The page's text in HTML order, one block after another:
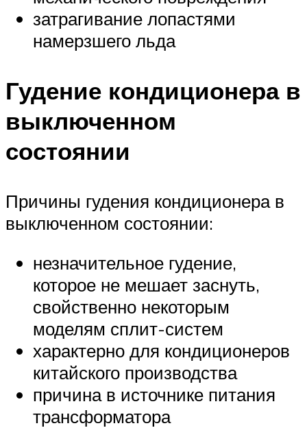
затрагивание лопастями
намерзшего льда
Гудение кондиционера в
выключенном
состоянии
Причины гудения кондиционера в
выключенном состоянии:
незначительное гудение,
которое не мешает заснуть,
свойственно некоторым
моделям сплит-систем
характерно для кондиционеров
китайского производства
причина в источнике питания
трансформатора